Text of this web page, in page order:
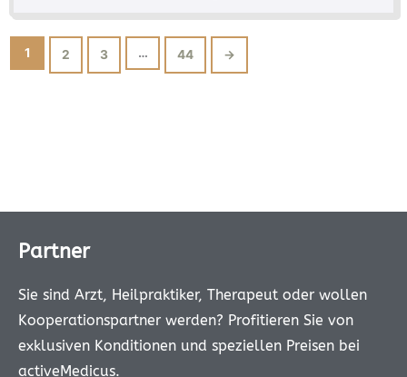
1 2 3 … 44 →
Partner
Sie sind Arzt, Heilpraktiker, Therapeut oder wollen
Kooperationspartner werden? Profitieren Sie von
exklusiven Konditionen und speziellen Preisen bei
activeMedicus.